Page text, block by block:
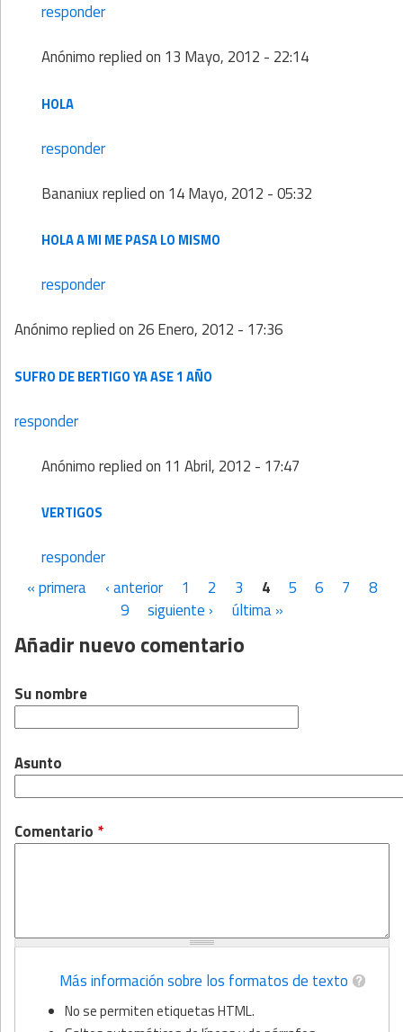
responder
Anónimoreplied on 13 Mayo, 2012 - 22:14
HOLA
responder
Bananiuxreplied on 14 Mayo, 2012 - 05:32
HOLA A MI ME PASA LO MISMO
responder
Anónimoreplied on 26 Enero, 2012 - 17:36
SUFRO DE BERTIGO YA ASE 1 AÑO
responder
Anónimoreplied on 11 Abril, 2012 - 17:47
VERTIGOS
responder
Páginas
« primera ‹ anterior 1 2 3 4 5 6 7
8
9
siguiente › última »
Añadir nuevo comentario
Su nombre
Asunto
Comentario *
Más información sobre los formatos de texto
No se permiten etiquetas HTML.